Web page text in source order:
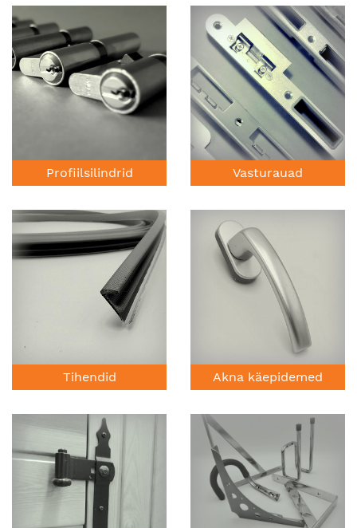
Profiilsilindrid Vasturauad
Tihendid Akna käepidemed